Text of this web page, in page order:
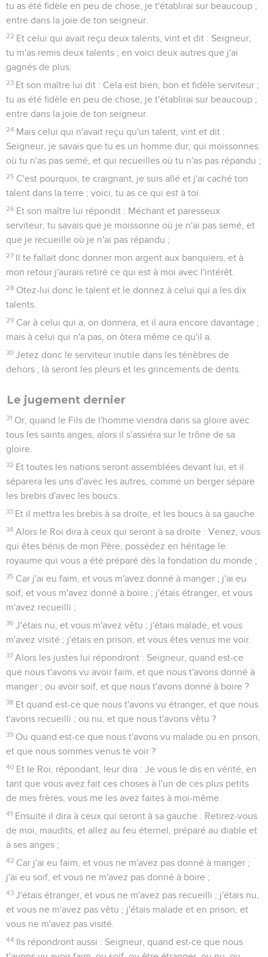
tu as été fidèle en peu de chose, je t'établirai sur beaucoup ;
entre dans la joie de ton seigneur.
22 Et celui qui avait reçu deux talents, vint et dit : Seigneur,
tu m'as remis deux talents ; en voici deux autres que j'ai
gagnés de plus.
23 Et son maître lui dit : Cela est bien, bon et fidèle serviteur ;
tu as été fidèle en peu de chose, je t'établirai sur beaucoup ;
entre dans la joie de ton seigneur.
24 Mais celui qui n'avait reçu qu'un talent, vint et dit :
Seigneur, je savais que tu es un homme dur, qui moissonnes
où tu n'as pas semé, et qui recueilles où tu n'as pas répandu ;
25 C'est pourquoi, te craignant, je suis allé et j'ai caché ton
talent dans la terre ; voici, tu as ce qui est à toi.
26 Et son maître lui répondit : Méchant et paresseux
serviteur, tu savais que je moissonne où je n'ai pas semé, et
que je recueille où je n'ai pas répandu ;
27 Il te fallait donc donner mon argent aux banquiers, et à
mon retour j'aurais retiré ce qui est à moi avec l'intérêt.
28 Otez-lui donc le talent et le donnez à celui qui a les dix
talents.
29 Car à celui qui a, on donnera, et il aura encore davantage ;
mais à celui qui n'a pas, on ôtera même ce qu'il a.
30 Jetez donc le serviteur inutile dans les ténèbres de
dehors ; là seront les pleurs et les grincements de dents.
Le jugement dernier
31 Or, quand le Fils de l'homme viendra dans sa gloire avec
tous les saints anges, alors il s'assiéra sur le trône de sa
gloire.
32 Et toutes les nations seront assemblées devant lui, et il
séparera les uns d'avec les autres, comme un berger sépare
les brebis d'avec les boucs.
33 Et il mettra les brebis à sa droite, et les boucs à sa gauche.
34 Alors le Roi dira à ceux qui seront à sa droite : Venez, vous
qui êtes bénis de mon Père, possédez en héritage le
royaume qui vous a été préparé dès la fondation du monde ;
35 Car j'ai eu faim, et vous m'avez donné à manger ; j'ai eu
soif, et vous m'avez donné à boire ; j'étais étranger, et vous
m'avez recueilli ;
36 J'étais nu, et vous m'avez vêtu ; j'étais malade, et vous
m'avez visité ; j'étais en prison, et vous êtes venus me voir.
37 Alors les justes lui répondront : Seigneur, quand est-ce
que nous t'avons vu avoir faim, et que nous t'avons donné à
manger ; ou avoir soif, et que nous t'avons donné à boire ?
38 Et quand est-ce que nous t'avons vu étranger, et que nous
t'avons recueilli ; ou nu, et que nous t'avons vêtu ?
39 Ou quand est-ce que nous t'avons vu malade ou en prison,
et que nous sommes venus te voir ?
40 Et le Roi, répondant, leur dira : Je vous le dis en vérité, en
tant que vous avez fait ces choses à l'un de ces plus petits
de mes frères, vous me les avez faites à moi-même.
41 Ensuite il dira à ceux qui seront à sa gauche : Retirez-vous
de moi, maudits, et allez au feu éternel, préparé au diable et
à ses anges ;
42 Car j'ai eu faim, et vous ne m'avez pas donné à manger ;
j'ai eu soif, et vous ne m'avez pas donné à boire ;
43 J'étais étranger, et vous ne m'avez pas recueilli ; j'étais nu,
et vous ne m'avez pas vêtu ; j'étais malade et en prison, et
vous ne m'avez pas visité.
44 Ils répondront aussi : Seigneur, quand est-ce que nous